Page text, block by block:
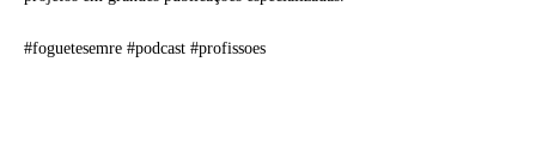
#foguetesemre #podcast #profissoes